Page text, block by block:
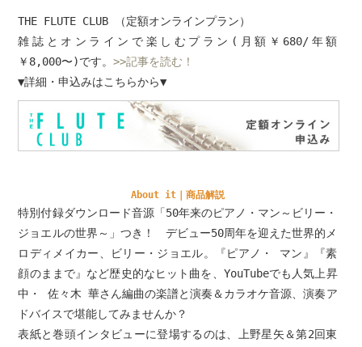
THE FLUTE CLUB （定額オンラインプラン）
雑誌とオンラインで楽しむプラン(月額￥680/年額
￥8,000〜)です。>>記事を読む！
▼詳細・申込みはこちらから▼
About it｜商品解説
特別付録ダウンロード音源「50年来のピアノ・マン～ビリー・
ジョエルの世界～」つき！ デビュー50周年を迎えた世界的メ
ロディメイカー、ビリー・ジョエル。『ピアノ・ マン』『素
顔のままで』など歴史的なヒット曲を、YouTubeでも人気上昇
中・ 佐々木 華さん編曲の楽譜と演奏＆カラオケ音源、演奏ア
ドバイスで堪能してみませんか？
表紙と巻頭インタビューに登場するのは、上野星矢＆第2回東